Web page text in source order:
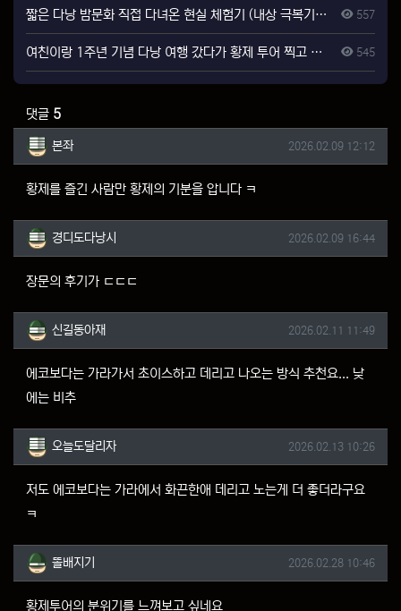
짧은 다낭 밤문화 직접 다녀온 현실 체험기 (내상 극복기...) 557
여친이랑 1주년 기념 다낭 여행 갔다가 황제 투어 찍고 왔네요....ㅠㅠㅠ 545
댓글 5
본좌님의 댓글
본좌 작성일
2026.02.09 12:12
황제를 즐긴 사람만 황제의 기분을 압니다 ㅋ
경디도다낭시님의 댓글
경디도다낭시 작성일
2026.02.09 16:44
장문의 후기가 ㄷㄷㄷ
신길동아재님의 댓글
신길동아재 작성일
2026.02.11 11:49
에코보다는 가라가서 초이스하고 데리고 나오는 방식 추천요... 낮
에는 비추
오늘도달리자님의 댓글
오늘도달리자 작성일
2026.02.13 10:26
저도 에코보다는 가라에서 화끈한애 데리고 노는게 더 좋더라구요
ㅋ
똘배지기님의 댓글
똘배지기 작성일
2026.02.28 10:46
황제투어의 분위기를 느껴보고 싶네요